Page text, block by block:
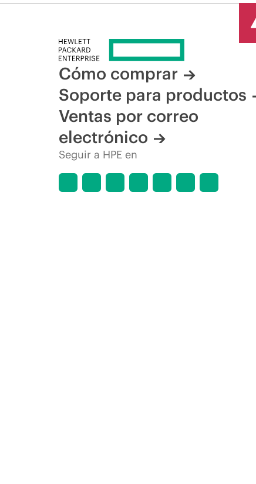
Cómo comprar
Soporte para productos
Ventas por correo
electrónico
Seguir a HPE en